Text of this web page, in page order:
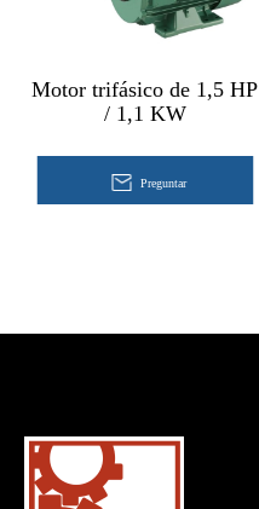
Motor trifásico de 1,5 HP
/ 1,1 KW
Preguntar